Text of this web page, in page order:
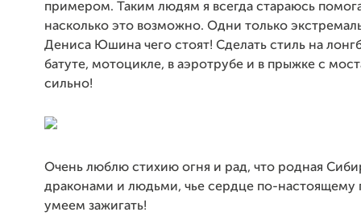
примером. Таким людям я всегда стараюсь
насколько это возможно. Одни только
Дениса Юшина чего стоят! Сделать стиль на
батуте, мотоцикле, в аэротрубе и в прыжке с
сильно!
Очень люблю стихию огня и рад, что родная
драконами и людьми, чье сердце по-настоящему
умеем зажигать!